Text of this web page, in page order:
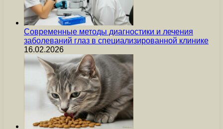
Современные методы диагностики и лечения
заболеваний глаз в специализированной клинике
16.02.2026